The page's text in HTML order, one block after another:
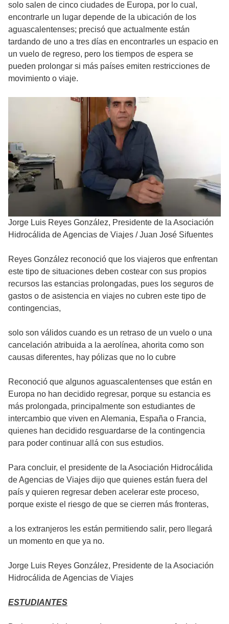
solo salen de cinco ciudades de Europa, por lo cual,
encontrarle un lugar depende de la ubicación de los
aguascalentenses; precisó que actualmente están
tardando de uno a tres días en encontrarles un espacio en
un vuelo de regreso, pero los tiempos de espera se
pueden prolongar si más países emiten restricciones de
movimiento o viaje.
Jorge Luis Reyes González, Presidente de la Asociación
Hidrocálida de Agencias de Viajes /Juan José Sifuentes
Reyes González reconoció que los viajeros que enfrentan
este tipo de situaciones deben costear con sus propios
recursos las estancias prolongadas, pues los seguros de
gastos o de asistencia en viajes no cubren este tipo de
contingencias,
solo son válidos cuando es un retraso de un vuelo o una
cancelación atribuida a la aerolínea, ahorita como son
causas diferentes, hay pólizas que no lo cubre
Reconoció que algunos aguascalentenses que están en
Europa no han decidido regresar, porque su estancia es
más prolongada, principalmente son estudiantes de
intercambio que viven en Alemania, España o Francia,
quienes han decidido resguardarse de la contingencia
para poder continuar allá con sus estudios.
Para concluir, el presidente de la Asociación Hidrocálida
de Agencias de Viajes dijo que quienes están fuera del
país y quieren regresar deben acelerar este proceso,
porque existe el riesgo de que se cierren más fronteras,
a los extranjeros les están permitiendo salir, pero llegará
un momento en que ya no.
Jorge Luis Reyes González, Presidente de la Asociación
Hidrocálida de Agencias de Viajes
ESTUDIANTES